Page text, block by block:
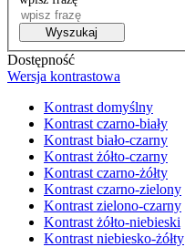
Wyszukaj
Dostępność
Wersja kontrastowa
Kontrast domyślny
Kontrast czarno-biały
Kontrast biało-czarny
Kontrast żółto-czarny
Kontrast czarno-żółty
Kontrast czarno-zielony
Kontrast zielono-czarny
Kontrast żółto-niebieski
Kontrast niebiesko-żółty